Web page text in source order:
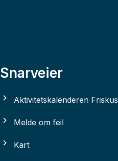
Snarveier
Aktivitetskalenderen Friskus
Melde om feil
Kart